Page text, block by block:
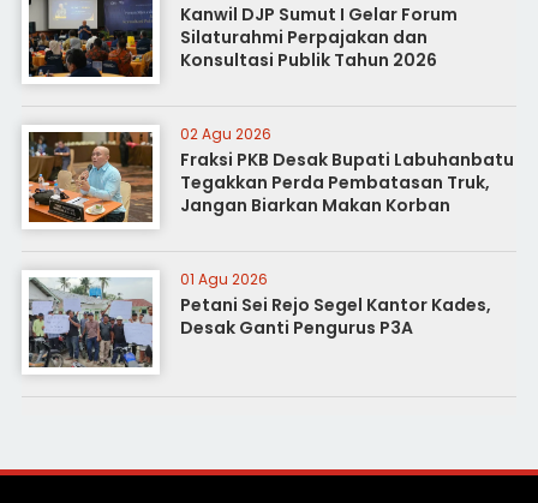
Kanwil DJP Sumut I Gelar Forum
Silaturahmi Perpajakan dan
Konsultasi Publik Tahun 2026
02 Agu 2026
Fraksi PKB Desak Bupati Labuhanbatu
Tegakkan Perda Pembatasan Truk,
Jangan Biarkan Makan Korban
01 Agu 2026
Petani Sei Rejo Segel Kantor Kades,
Desak Ganti Pengurus P3A